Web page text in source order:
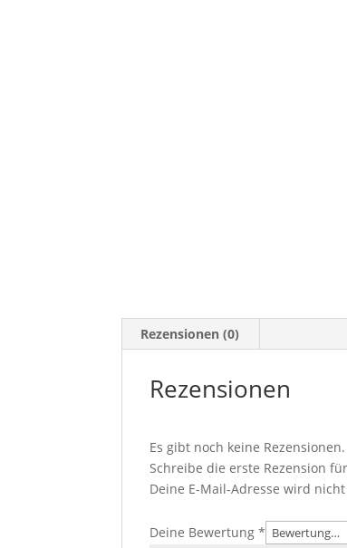
Rezensionen (0)
Rezensionen
Es gibt noch keine Rezensionen.
Schreibe die erste Rezension
Deine E-Mail-Adresse wird
Deine Bewertung*